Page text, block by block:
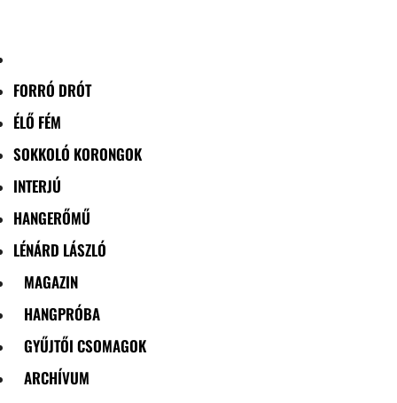
FORRÓ DRÓT
ÉLŐ FÉM
SOKKOLÓ KORONGOK
INTERJÚ
HANGERŐMŰ
LÉNÁRD LÁSZLÓ
MAGAZIN
HANGPRÓBA
GYŰJTŐI CSOMAGOK
ARCHÍVUM